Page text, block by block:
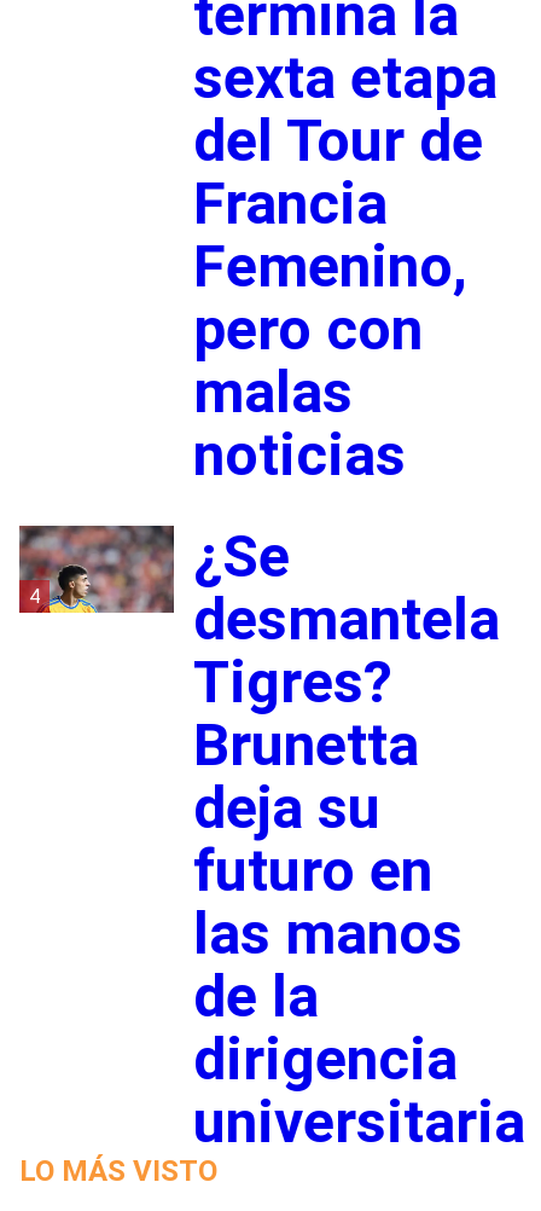
termina la
sexta etapa
del Tour de
Francia
Femenino,
pero con
malas
noticias
4
¿Se
desmantela
Tigres?
Brunetta
deja su
futuro en
las manos
de la
dirigencia
universitaria
LO MÁS VISTO